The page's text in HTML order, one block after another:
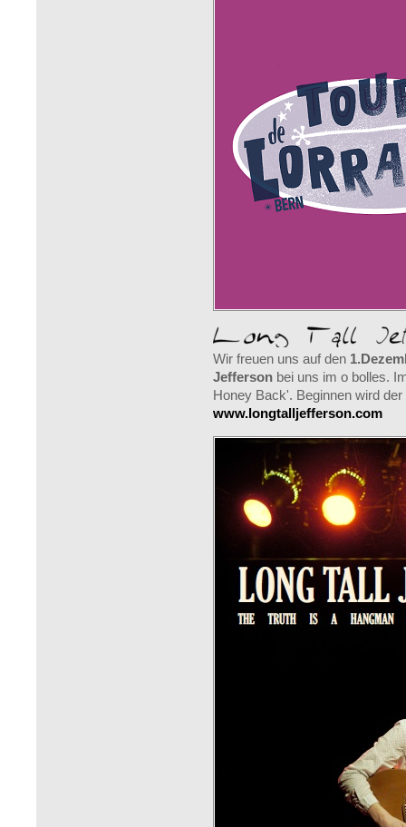
Wir freuen uns auf den
Jefferson bei uns im o bolles.
Honey Back'. Beginnen wird
www.longtalljefferson.com